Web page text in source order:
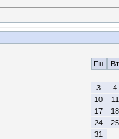
Пн
Вт
3
4
10
11
17
18
24
25
31